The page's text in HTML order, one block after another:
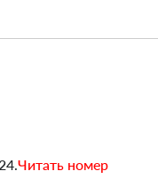
Читать номер